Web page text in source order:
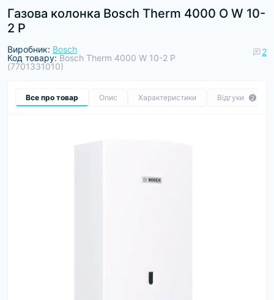
Газова колонка Bosch Therm 4000 O W 10-
2 P
Виробник: Bosch
Код товару: Bosch Therm 4000 W 10-2 P
(7701331010)
2
Все про товар Опис Характеристики Відгуки 2